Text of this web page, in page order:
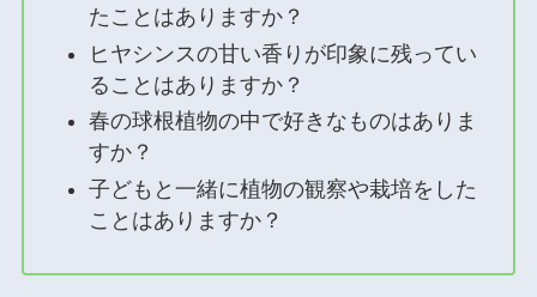
たことはありますか？
ヒヤシンスの甘い香りが印象に残ってい
ることはありますか？
春の球根植物の中で好きなものはありま
すか？
子どもと一緒に植物の観察や栽培をした
ことはありますか？